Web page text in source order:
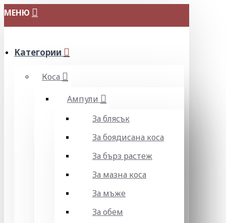
МЕНЮ
Категории
Коса
Ампули
За блясък
За боядисана коса
За бърз растеж
За мазна коса
За мъже
За обем